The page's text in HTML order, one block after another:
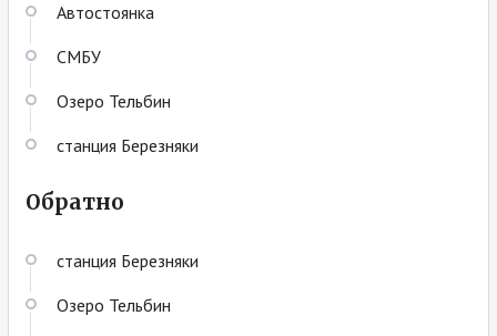
Автостоянка
СМБУ
Озеро Тельбин
станция Березняки
Обратно
станция Березняки
Озеро Тельбин